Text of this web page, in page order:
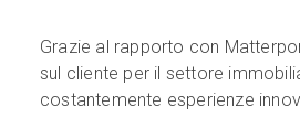
Grazie al rapporto con
sul cliente per il settore
costantemente esperienze